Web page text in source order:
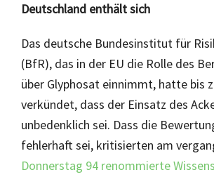
Deutschland enthält sich
Das deutsche Bundesinstitut für
(BfR), das in der EU die Rolle des
über Glyphosat einnimmt, hatte bis
verkündet, dass der Einsatz des
unbedenklich sei. Dass die
fehlerhaft sei, kritisierten am
Donnerstag 94 renommierte